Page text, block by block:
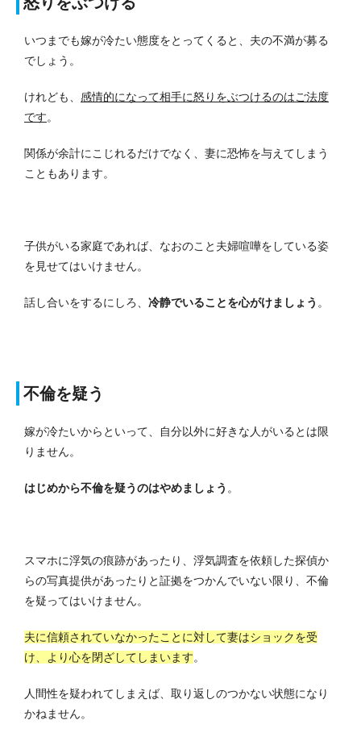
いつまでも嫁が冷たい態度をとってくると、夫の不満が募る
でしょう。
けれども、 感情的になって相手に怒りをぶつけるのはご法度
です。
関係が余計にこじれるだけでなく、妻に恐怖を与えてしまう
こともあります。
子供がいる家庭であれば、なおのこと夫婦喧嘩をしている姿
を見せてはいけません。
話し合いをするにしろ、 冷静でいることを心がけましょう 。
不倫を疑う
嫁が冷たいからといって、自分以外に好きな人がいるとは限
りません。
はじめから不倫を疑うのはやめましょう 。
スマホに浮気の痕跡があったり、浮気調査を依頼した探偵か
らの写真提供があったりと証拠をつかんでいない限り、不倫
を疑ってはいけません。
夫に信頼されていなかったことに対して妻はショックを受
け、より心を閉ざしてしまいます。
人間性を疑われてしまえば、取り返しのつかない状態になり
かねません。